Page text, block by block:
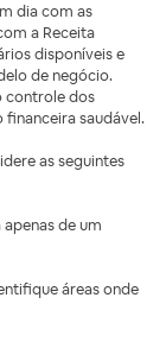
dia com as
a Receita
disponíveis e
de negócio.
controle dos
financeira saudável.
as seguintes
de um
áreas onde